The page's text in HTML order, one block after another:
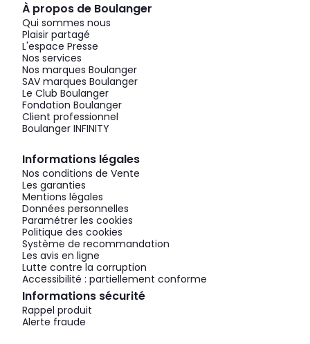
À propos de Boulanger
Qui sommes nous
Plaisir partagé
L'espace Presse
Nos services
Nos marques Boulanger
SAV marques Boulanger
Le Club Boulanger
Fondation Boulanger
Client professionnel
Boulanger INFINITY
Informations légales
Nos conditions de Vente
Les garanties
Mentions légales
Données personnelles
Paramétrer les cookies
Politique des cookies
Système de recommandation
Les avis en ligne
Lutte contre la corruption
Accessibilité : partiellement conforme
Informations sécurité
Rappel produit
Alerte fraude